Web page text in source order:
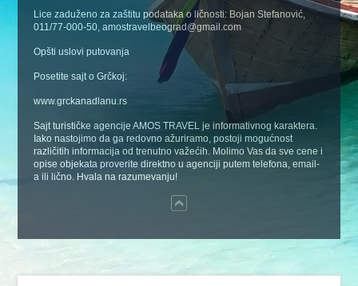
Lice zaduženo za zaštitu podataka o ličnosti: Bojan Stefanović,
011/77-000-50, amostravelbeograd@gmail.com
Opšti uslovi putovanja
Posetite sajt o Grčkoj:
www.grckanadlanu.rs
Sajt turističke agencije AMOS TRAVEL je informativnog karaktera.
Iako nastojimo da ga redovno ažuriramo, postoji mogućnost
različitih informacija od trenutno važećih. Molimo Vas da sve cene i
opise objekata proverite direktno u agenciji putem telefona, email-
a ili lično. Hvala na razumevanju!